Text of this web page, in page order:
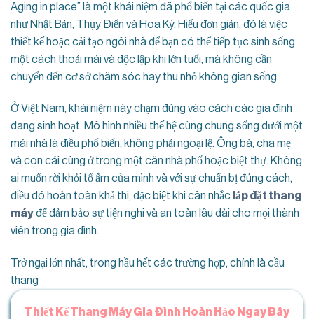
Aging in place” là một khái niệm đã phổ biến tại các quốc gia
như Nhật Bản, Thụy Điển và Hoa Kỳ. Hiểu đơn giản, đó là việc
thiết kế hoặc cải tạo ngôi nhà để bạn có thể tiếp tục sinh sống
một cách thoải mái và độc lập khi lớn tuổi, mà không cần
chuyển đến cơ sở chăm sóc hay thu nhỏ không gian sống.
Ở Việt Nam, khái niệm này chạm đúng vào cách các gia đình
đang sinh hoạt. Mô hình nhiều thế hệ cùng chung sống dưới một
mái nhà là điều phổ biến, không phải ngoại lệ. Ông bà, cha mẹ
và con cái cùng ở trong một căn nhà phố hoặc biệt thự. Không
ai muốn rời khỏi tổ ấm của mình và với sự chuẩn bị đúng cách,
điều đó hoàn toàn khả thi, đặc biệt khi cân nhắc lắp đặt thang
máyđể đảm bảo sự tiện nghi và an toàn lâu dài cho mọi thành
viên trong gia đình.
Trở ngại lớn nhất, trong hầu hết các trường hợp, chính là cầu
thang
Thiết Kế Thang Máy Gia Đình Hoàn Hảo Ngay Bây